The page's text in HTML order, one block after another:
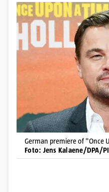
German premiere of "Once
Foto: Jens Kalaene/DPA/